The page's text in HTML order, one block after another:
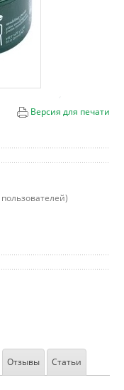
Версия для печати
пользователей)
Отзывы Статьи